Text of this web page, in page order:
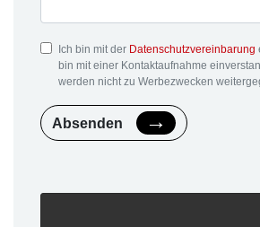
Ich bin mit der Datenschutzvereinbarung
bin mit einer Kontaktaufnahme
werden nicht zu Werbezwecken
Absenden